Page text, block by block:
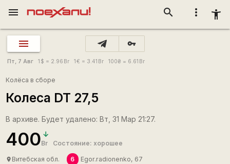
more_vert accessibility_new
search
menu
vpn_key
Пт, 7 Авг 1 $ = 2.96 Br 1€ = 3.41 Br 100₴ = 6.61 Br
Колёса в сборе
Колеса DT 27,5
В архиве. Будет удалено: Вт, 31 Мар 21:27.
400Br Состояние: хорошее
place Витебская обл. 6 Egor.radionenko, 67